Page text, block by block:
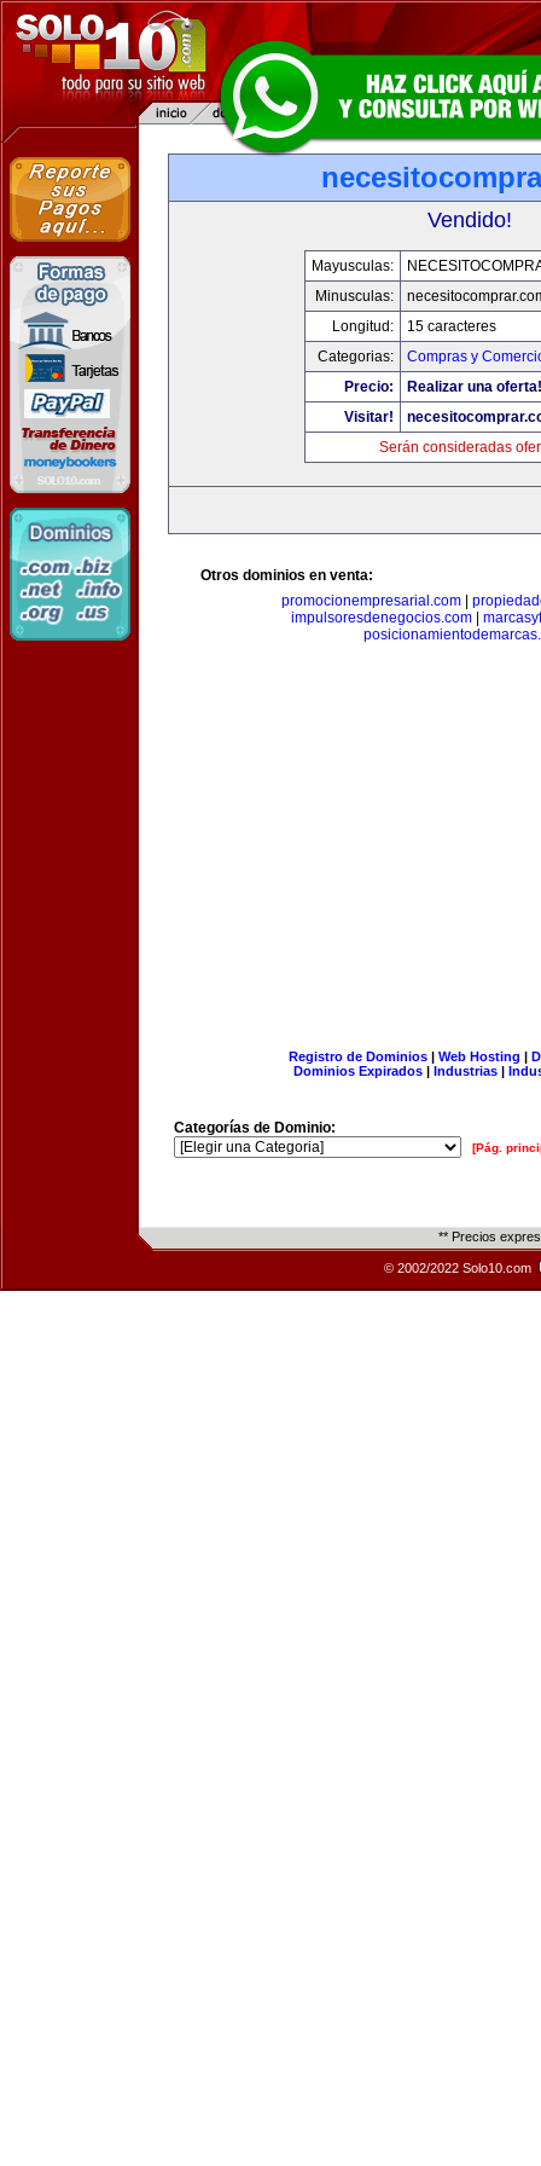
Vendido!
Mayusculas:
Minusculas:
Longitud:
15 caracteres
Categorias:
Compras y
Precio:
Realizar una oferta!
Visitar!
Serán consideradas
Otros dominios en venta:
promocionempresarial.com|
impulsoresdenegocios.com|
Registro de Dominios| Web Hosting |
Dominios Expirados | Industrias |
Categorías de Dominio:
[Pág.
** Precios
© 2002/2022 Solo10.com